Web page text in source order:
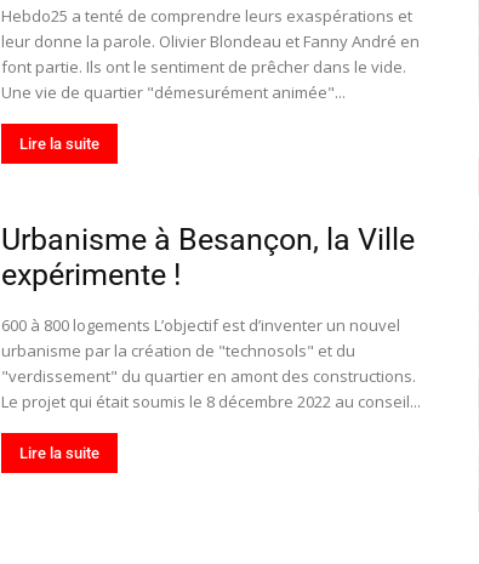
Hebdo25
Hebdo25 a tenté de comprendre leurs exaspérations et
leur donne la parole. Olivier Blondeau et Fanny André en
font partie. Ils ont le sentiment de prêcher dans le vide.
Une vie de quartier "démesurément animée"...
Lire la suite
Urbanisme à Besançon, la Ville
expérimente !
600 à 800 logements L’objectif est d’inventer un nouvel
urbanisme par la création de "technosols" et du
"verdissement" du quartier en amont des constructions.
Le projet qui était soumis le 8 décembre 2022 au conseil...
Lire la suite